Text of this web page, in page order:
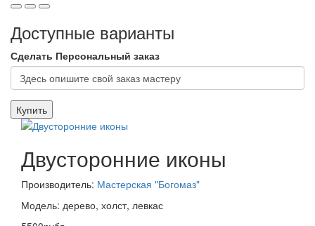
Доступные варианты
Сделать Персональный заказ
Купить
Двусторонние иконы
Производитель: Мастерская "Богомаз"
Модель: дерево, холст, левкас